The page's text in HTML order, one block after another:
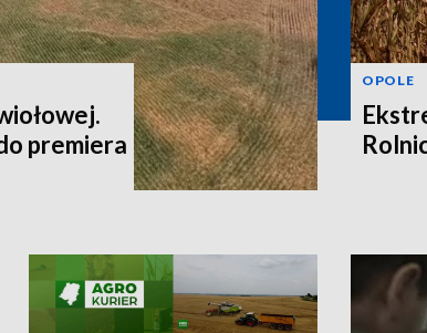
premiera
OPOLE